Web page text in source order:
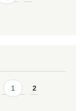
1 2